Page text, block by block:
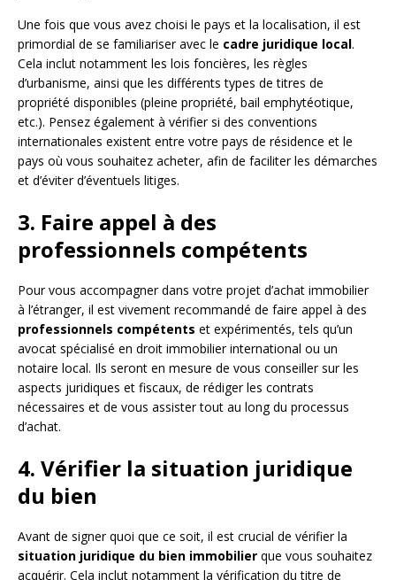
Une fois que vous avez choisi le pays et la localisation, il est
primordial de se familiariser avec le cadre juridique local.
Cela inclut notamment les lois foncières, les règles
d’urbanisme, ainsi que les différents types de titres de
propriété disponibles (pleine propriété, bail emphytéotique,
etc.). Pensez également à vérifier si des conventions
internationales existent entre votre pays de résidence et le
pays où vous souhaitez acheter, afin de faciliter les démarches
et d’éviter d’éventuels litiges.
3. Faire appel à des
professionnels compétents
Pour vous accompagner dans votre projet d’achat immobilier
à l’étranger, il est vivement recommandé de faire appel à des
professionnels compétents et expérimentés, tels qu’un
avocat spécialisé en droit immobilier international ou un
notaire local. Ils seront en mesure de vous conseiller sur les
aspects juridiques et fiscaux, de rédiger les contrats
nécessaires et de vous assister tout au long du processus
d’achat.
4. Vérifier la situation juridique
du bien
Avant de signer quoi que ce soit, il est crucial de vérifier la
situation juridique du bien immobilier que vous souhaitez
acquérir. Cela inclut notamment la vérification du titre de